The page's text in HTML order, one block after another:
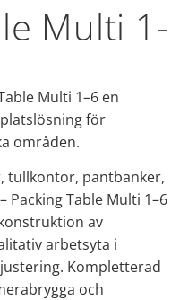
Multi 1-
Multi 1–6 en
för
områden.
tullkontor, pantbanker,
Table Multi 1–6
av
arbetsyta i
Kompletterad
och